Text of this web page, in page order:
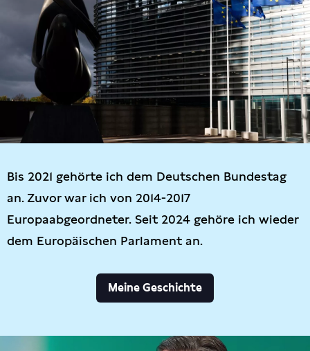
Bis 2021 gehörte ich dem Deutschen Bundestag
an. Zuvor war ich von 2014-2017
Europaabgeordneter. Seit 2024 gehöre ich wieder
dem Europäischen Parlament an.
Meine Geschichte